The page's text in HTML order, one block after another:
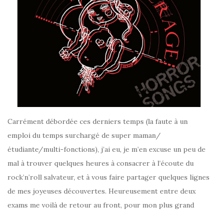
Carrément débordée ces derniers temps (la faute à un
emploi du temps surchargé de super maman/
étudiante/multi-fonctions), j’ai eu, je m’en excuse un peu de
mal à trouver quelques heures à consacrer à l’écoute du
rock’n’roll salvateur, et à vous faire partager quelques lignes
de mes joyeuses découvertes. Heureusement entre deux
exams me voilà de retour au front, pour mon plus grand